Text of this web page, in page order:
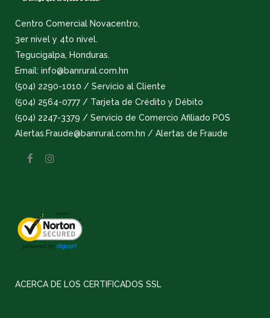
Centro Comercial Novacentro,
3er nivel y 4to nivel.
Tegucigalpa, Honduras.
Email: info@banrural.com.hn
(504) 2290-1010 / Servicio al Cliente
(504) 2564-0777 / Tarjeta de Crédito y Débito
(504) 2247-3379 / Servicio de Comercio Afiliado POS
Alertas.Fraude@banrural.com.hn / Alertas de Fraude
ACERCA DE LOS CERTIFICADOS SSL